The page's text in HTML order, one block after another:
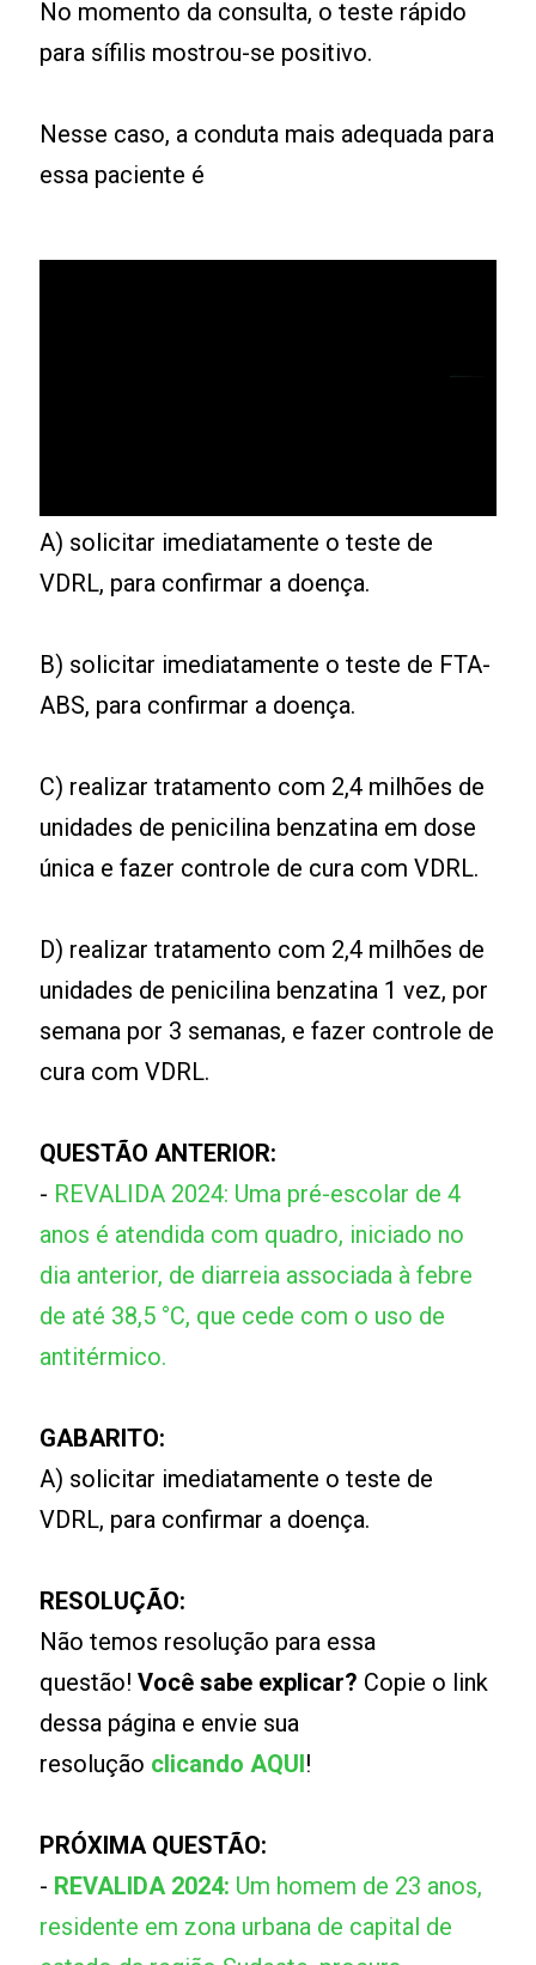
No momento da consulta, o teste rápido
para sífilis mostrou-se positivo.
Nesse caso, a conduta mais adequada para
essa paciente é
A) solicitar imediatamente o teste de
VDRL, para confirmar a doença.
B) solicitar imediatamente o teste de FTA-
ABS, para confirmar a doença.
C) realizar tratamento com 2,4 milhões de
unidades de penicilina benzatina em dose
única e fazer controle de cura com VDRL.
D) realizar tratamento com 2,4 milhões de
unidades de penicilina benzatina 1 vez, por
semana por 3 semanas, e fazer controle de
cura com VDRL.
QUESTÃO ANTERIOR:
- REVALIDA 2024: Uma pré-escolar de 4
anos é atendida com quadro, iniciado no
dia anterior, de diarreia associada à febre
de até 38,5 °C, que cede com o uso de
antitérmico.
GABARITO:
A) solicitar imediatamente o teste de
VDRL, para confirmar a doença.
RESOLUÇÃO:
Não temos resolução para essa
questão!Você sabe explicar? Copie o link
dessa página e envie sua
resolução clicando AQUI!
PRÓXIMA QUESTÃO:
- REVALIDA 2024: Um homem de 23 anos,
residente em zona urbana de capital de